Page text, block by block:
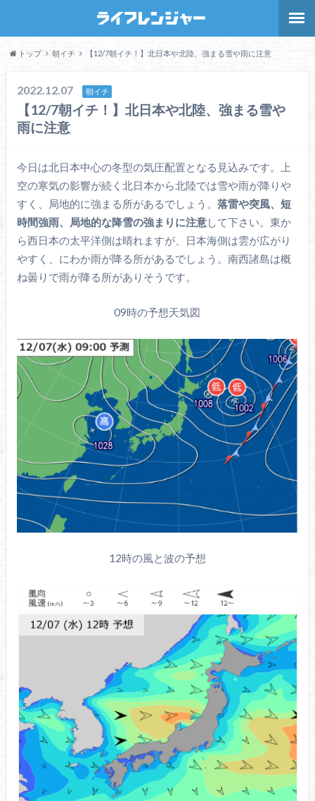
トップ 朝イチ 【12/7朝イチ！】北日本や北陸、強まる雪や雨に注意
2022.12.07 朝イチ
【12/7朝イチ！】北日本や北陸、強まる雪や
雨に注意
今日は北日本中心の冬型の気圧配置となる見込みです。上
空の寒気の影響が続く北日本から北陸では雪や雨が降りや
すく、局地的に強まる所があるでしょう。 落雷や突風、短
時間強雨、局地的な降雪の強まりに注意して下さい。東か
ら西日本の太平洋側は晴れますが、日本海側は雲が広がり
やすく、にわか雨が降る所があるでしょう。南西諸島は概
ね曇りで雨が降る所がありそうです。
09時の予想天気図
12時の風と波の予想